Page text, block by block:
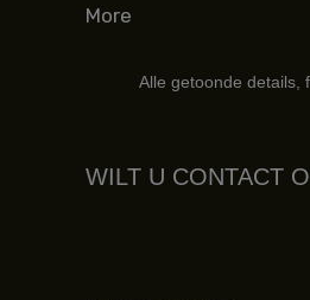
More
Alle getoonde details,
WILT U CONTACT